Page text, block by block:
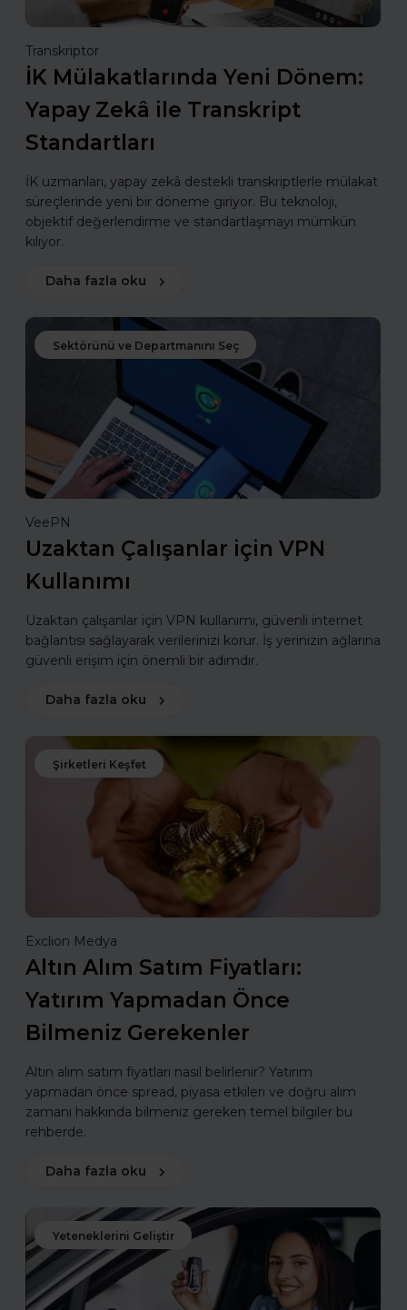
Transkriptor
İK Mülakatlarında Yeni Dönem:
Yapay Zekâ ile Transkript
Standartları
İK uzmanları, yapay zekâ destekli transkriptlerle mülakat
süreçlerinde yeni bir döneme giriyor. Bu teknoloji,
objektif değerlendirme ve standartlaşmayı mümkün
kılıyor.
Daha fazla oku
Sektörünü ve Departmanını Seç
VeePN
Uzaktan Çalışanlar için VPN
Kullanımı
Uzaktan çalışanlar için VPN kullanımı, güvenli internet
bağlantısı sağlayarak verilerinizi korur. İş yerinizin ağlarına
güvenli erişim için önemli bir adımdır.
Daha fazla oku
Şirketleri Keşfet
Exclion Medya
Altın Alım Satım Fiyatları:
Yatırım Yapmadan Önce
Bilmeniz Gerekenler
Altın alım satım fiyatları nasıl belirlenir? Yatırım
yapmadan önce spread, piyasa etkileri ve doğru alım
zamanı hakkında bilmeniz gereken temel bilgiler bu
rehberde.
Daha fazla oku
Yeteneklerini Geliştir